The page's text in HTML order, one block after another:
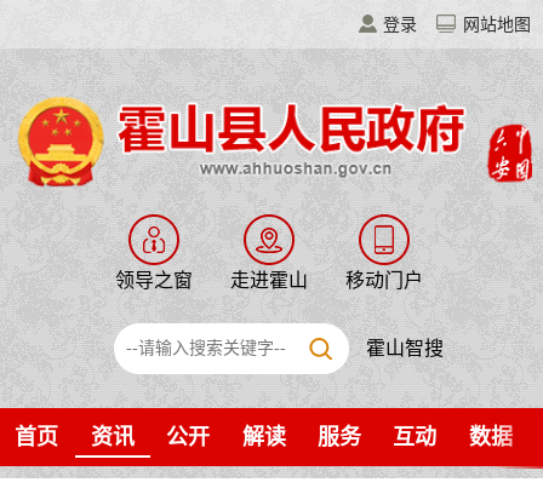
登录 网站地图
领导之窗 走进霍山 移动门户
霍山智搜
首页 资讯 公开 解读 服务 互动 数据